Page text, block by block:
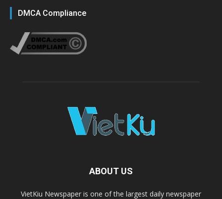
DMCA Compliance
ABOUT US
VietKiu Newspaper is one of the largest daily newspaper